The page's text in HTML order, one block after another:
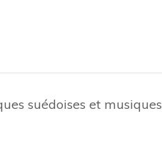
suédoises et musiques